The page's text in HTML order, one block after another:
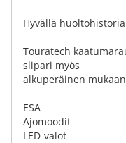
Hyvällä
Touratech
slipari myös
alkuperäinen
ESA
Ajomoodit
LED-valot